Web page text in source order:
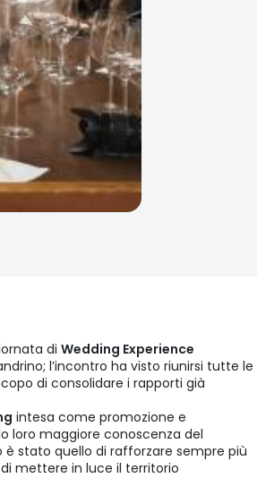
di Wedding Experience
l’incontro ha visto riunirsi tutte le
di consolidare i rapporti già
intesa come promozione e
loro maggiore conoscenza del
stato quello di rafforzare sempre più
mettere in luce il territorio